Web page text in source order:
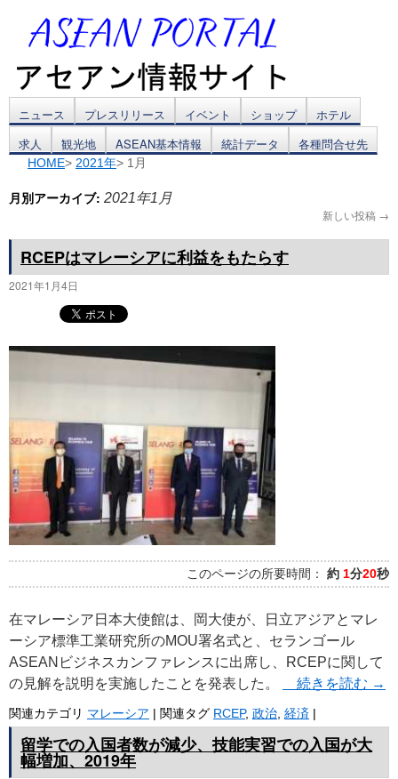
コ
ン
へ
キ
ニュース プレスリリース イベント ショップ
ホテル
求人
観光地 ASEAN基本情報 統計データ 各種問合せ先
HOME> 2021年> 1月
月別アーカイブ: 2021年1月
新しい投稿 →
RCEPはマレーシアに利益をもたらす
2021年1月4日
このページの所要時間： 約 1分20秒
在マレーシア日本大使館は、岡大使が、日立アジアとマレ
ーシア標準工業研究所のMOU署名式と、セランゴール
ASEANビジネスカンファレンスに出席し、RCEPに関して
の見解を説明を実施したことを発表した。
続きを読む →
関連カテゴリ マレーシア | 関連タグ RCEP, 政治 経済 |
留学での入国者数が減少、技能実習での入国が大
幅増加、2019年